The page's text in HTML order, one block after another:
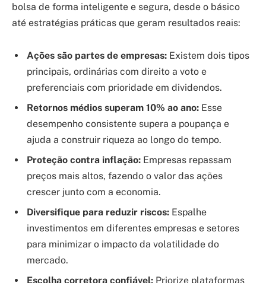
bolsa de forma inteligente e segura, desde o básico
até estratégias práticas que geram resultados reais:
Ações são partes de empresas: Existem dois tipos
principais, ordinárias com direito a voto e
preferenciais com prioridade em dividendos.
Retornos médios superam 10% ao ano: Esse
desempenho consistente supera a poupança e
ajuda a construir riqueza ao longo do tempo.
Proteção contra inflação: Empresas repassam
preços mais altos, fazendo o valor das ações
crescer junto com a economia.
Diversifique para reduzir riscos: Espalhe
investimentos em diferentes empresas e setores
para minimizar o impacto da volatilidade do
mercado.
Escolha corretora confiável: Priorize plataformas